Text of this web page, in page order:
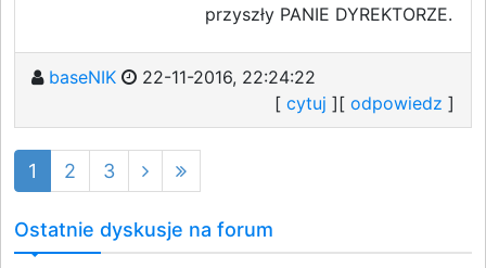
przyszły PANIE DYREKTORZE.
baseNIK
22-11-2016, 22:24:22
[ cytuj ][ odpowiedz ]
1 2 3
Ostatnie dyskusje na forum